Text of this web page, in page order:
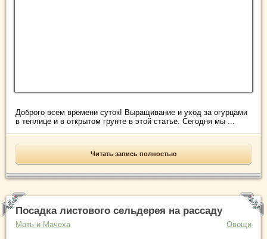
Доброго всем времени суток! Выращивание и уход за огурцами
в теплице и в открытом грунте в этой статье. Сегодня мы ...
Читать запись полностью
Посадка листового сельдерея на рассаду
Мать-и-Мачеха Овощи